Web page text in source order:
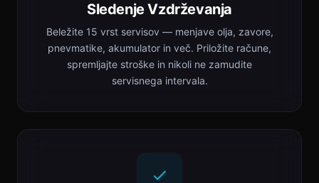
Sledenje Vzdrževanja
Beležite 15 vrst servisov — menjave olja, zavore,
pnevmatike, akumulator in več. Priložite račune,
spremljajte stroške in nikoli ne zamudite
servisnega intervala.